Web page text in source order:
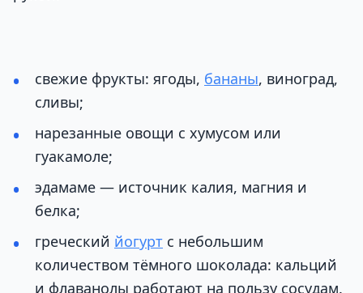
свежие фрукты: ягоды, бананы, виноград,
сливы;
нарезанные овощи с хумусом или
гуакамоле;
эдамаме — источник калия, магния и
белка;
греческий йогурт с небольшим
количеством тёмного шоколада: кальций
и флаванолы работают на пользу сосудам.